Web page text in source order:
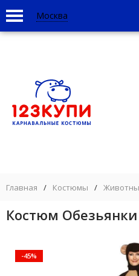
Москва
Главная / Костюмы /
Костюм Обезьянки
-45%